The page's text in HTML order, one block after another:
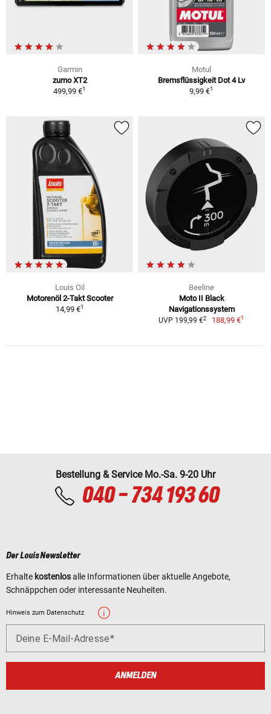
Garmin
zumo XT2
499,99 €1
Motul
Bremsflüssigkeit Dot 4 Lv
9,99 €1
Louis Oil
Motorenöl 2-Takt Scooter
14,99 €1
Beeline
Moto II Black
Navigationssystem
UVP 199,99 €2 188,99 €1
Bestellung & Service Mo.-Sa. 9-20 Uhr
040 - 734 193 60
Der Louis Newsletter
Erhalte kostenlosalle Informationen über aktuelle Angebote,
Schnäppchen oder interessante Neuheiten.
Hinweis zum Datenschutz
Deine E-Mail-Adresse
ANMELDEN